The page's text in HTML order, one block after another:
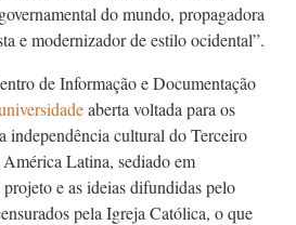
do mundo, propagadora
e modernizador de estilo ocidental”.
de Informação e Documentação
aberta voltada para os
independência cultural do Terceiro
Latina, sediado em
e as ideias difundidas pelo
pela Igreja Católica, o que